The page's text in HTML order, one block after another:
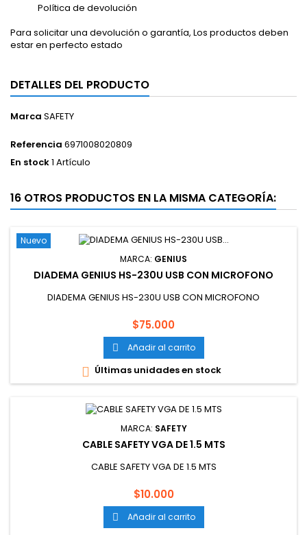
Política de devolución
Para solicitar una devolución o garantía, Los productos deben
estar en perfecto estado
DETALLES DEL PRODUCTO
Marca SAFETY
Referencia 6971008020809
En stock1 Artículo
16 OTROS PRODUCTOS EN LA MISMA CATEGORÍA:
Nuevo
MARCA: GENIUS
DIADEMA GENIUS HS-230U USB CON MICROFONO
DIADEMA GENIUS HS-230U USB CON MICROFONO
Precio
$75.000
 Añadir al carrito
 Últimas unidades en stock
MARCA: SAFETY
CABLE SAFETY VGA DE 1.5 MTS
CABLE SAFETY VGA DE 1.5 MTS
Precio
$10.000
 Añadir al carrito